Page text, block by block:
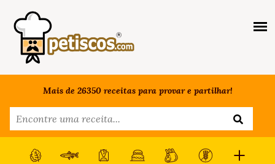
Mais de 26350 receitas para provar e partilhar!